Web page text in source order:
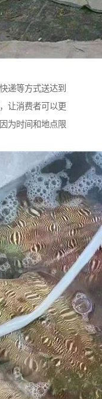
递等方式送达到
让消费者可以更
为时间和地点限